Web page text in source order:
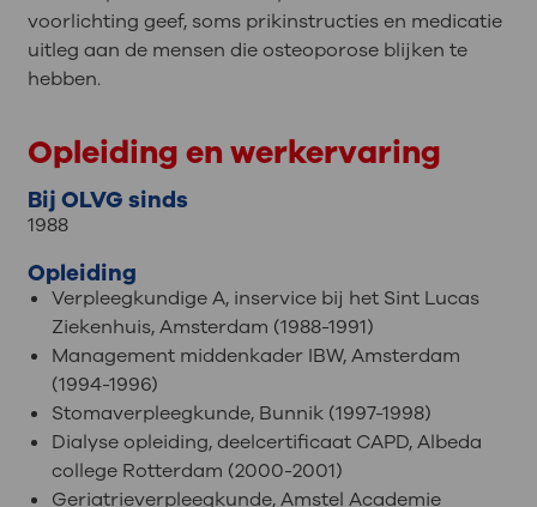
voorlichting geef, soms prikinstructies en medicatie
uitleg aan de mensen die osteoporose blijken te
hebben.
Opleiding en werkervaring
Bij OLVG sinds
1988
Opleiding
Verpleegkundige A, inservice bij het Sint Lucas
Ziekenhuis, Amsterdam (1988-1991)
Management middenkader IBW, Amsterdam
(1994-1996)
Stomaverpleegkunde, Bunnik (1997-1998)
Dialyse opleiding, deelcertificaat CAPD, Albeda
college Rotterdam (2000-2001)
Geriatrieverpleegkunde, Amstel Academie